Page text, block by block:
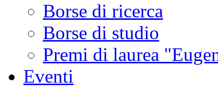
Borse di ricerca
Borse di studio
Premi di laurea
Eventi